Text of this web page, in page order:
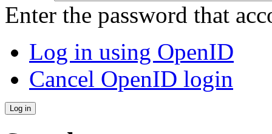
Enter the password that
Log in using OpenID
Cancel OpenID login